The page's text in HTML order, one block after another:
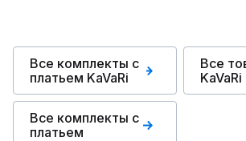
Все комплекты с
платьем KaVaRi
Все
KaVaRi
Все комплекты с
платьем